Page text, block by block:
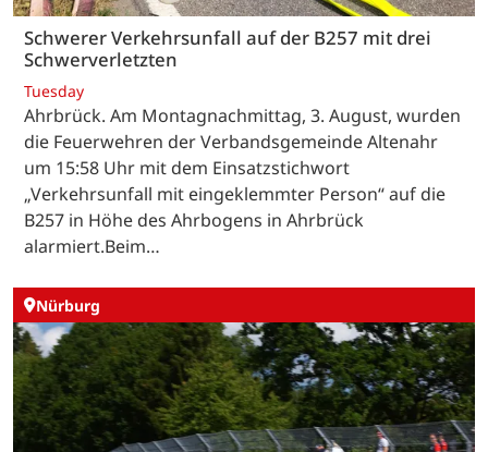
Schwerer Verkehrsunfall auf der B257 mit drei
Schwerverletzten
Tuesday
Ahrbrück. Am Montagnachmittag, 3. August, wurden
die Feuerwehren der Verbandsgemeinde Altenahr
um 15:58 Uhr mit dem Einsatzstichwort
„Verkehrsunfall mit eingeklemmter Person“ auf die
B257 in Höhe des Ahrbogens in Ahrbrück
alarmiert.Beim…
Nürburg